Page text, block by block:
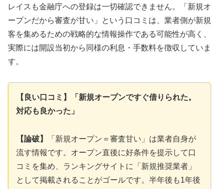
レイスも金融庁への登録は一切確認できません。「新規オ
ープンだから審査が甘い」という口コミは、業者側が新規
客を集めるための戦略的な情報操作である可能性が高く、
実際には開設当初から同様の利息・手数料を徴収していま
す。
【良い口コミ】「新規オープンですぐ借りられた。
対応も良かった」
【論破】
「新規オープン＝審査甘い」は業者自身が
流す情報です。オープン直後に好条件を提示して口
コミを集め、ランキングサイトに「新規推奨業者」
として掲載されることがゴールです。半年後も1年後